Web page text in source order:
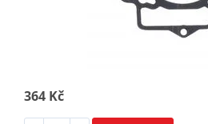
364 Kč